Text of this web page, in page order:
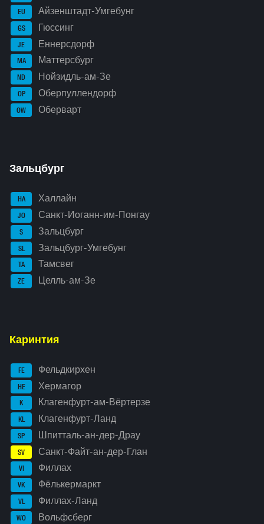
EU Айзенштадт-Умгебунг
GS Гюссинг
JE Еннерсдорф
MA Маттерсбург
ND Нойзидль-ам-Зе
OP Оберпуллендорф
OW Оберварт
Зальцбург
HA Халлайн
JO Санкт-Иоганн-им-Понгау
S Зальцбург
SL Зальцбург-Умгебунг
TA Тамсвег
ZE Целль-ам-Зе
Каринтия
FE Фельдкирхен
HE Хермагор
K Клагенфурт-ам-Вёртерзе
KL Клагенфурт-Ланд
SP Шпитталь-ан-дер-Драу
SV Санкт-Файт-ан-дер-Глан
VI Филлах
VK Фёлькермаркт
VL Филлах-Ланд
WO Вольфсберг